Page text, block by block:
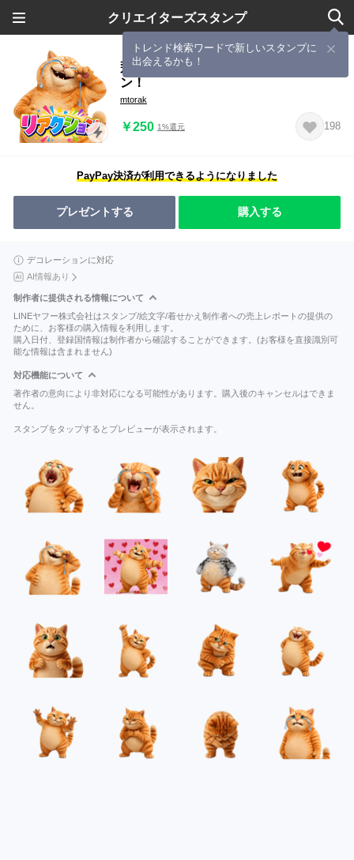
クリエイターズスタンプ
トレンド検索ワードで新しいスタンプに
出会えるかも！
飛び出すふくまるの全力リアクショ
ン！
mtorak
￥250 1%還元 198
PayPay決済が利用できるようになりました
プレゼントする 購入する
デコレーションに対応
AI情報あり
制作者に提供される情報について
LINEヤフー株式会社はスタンプ/絵文字/着せかえ制作者への売上レポートの提供の
ために、お客様の購入情報を利用します。
購入日付、登録国情報は制作者から確認することができます。(お客様を直接識別可
能な情報は含まれません)
対応機能について
著作者の意向により非対応になる可能性があります。購入後のキャンセルはできま
せん。
スタンプをタップするとプレビューが表示されます。